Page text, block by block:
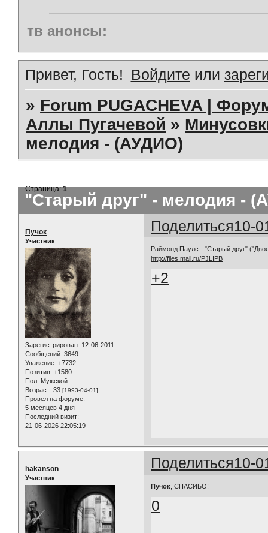
тв анонсы:
Привет, Гость! Войдите или
» Forum PUGACHEVA |
Аллы Пугачевой »
мелодия - (АУДИО)
"Старый друг" - мелодия -
Страница:1
Поделиться10-
Пучок
Участник
Зарегистрирован: 12-06-2011
Сообщений: 3649
Уважение: +7732
Позитив: +1580
Пол: Мужской
Возраст: 33 [1993-04-01]
Провел на форуме:
5 месяцев 4 дня
Последний визит:
21-06-2026 22:05:19
Раймонд Паулс - "Старый друг"
http://files.mail.ru/PJLIPB
+2
Поделиться10-
hakanson
Участник
Пучок , СПАСИБО!
0